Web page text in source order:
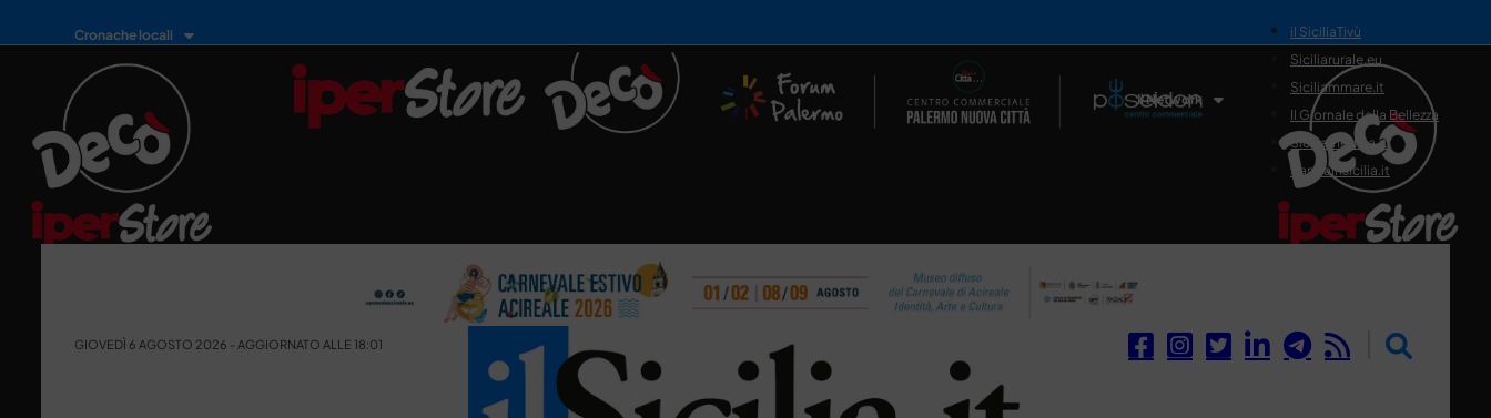
Cronache locali
Il Network
il SiciliaTivù
Siciliarurale.eu
Siciliammare.it
Il Giornale della Bellezza
Siciliamedica.it
Sanitainsicilia.it
GIOVEDÌ 6 AGOSTO 2026 - AGGIORNATO ALLE 18:01